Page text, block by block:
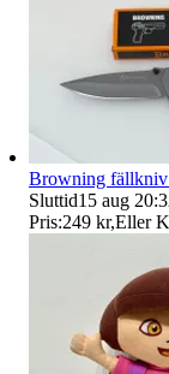
Browning fällkniv
Sluttid15 aug
Pris:249 kr,Eller